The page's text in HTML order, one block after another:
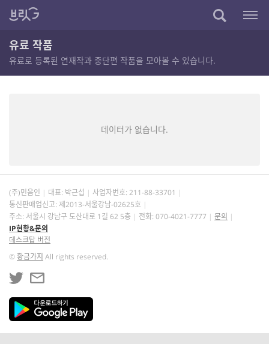
유료 작품
유료로 등록된 연재작과 중단편 작품을 모아볼 수 있습니다.
데이터가 없습니다.
(주)민음인 대표: 박근섭 사업자번호: 211-88-33701
통신판매업신고: 제2013-서울강남-02625호
주소: 서울시 강남구 도산대로 1길 62 5층
전화: 070-4021-7777
문의
IP현황&문의
데스크탑 버전
©황금가지 All rights reserved.